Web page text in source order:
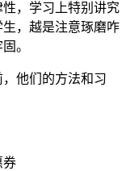
，学习上特别讲究
，越是注意琢磨咋
。
他们的方法和习